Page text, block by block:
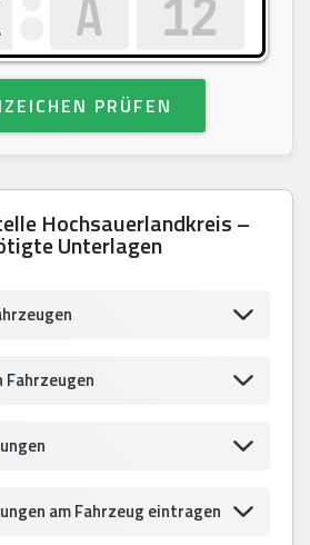
PRÜFEN
Hochsauerlandkreis –
Unterlagen
Fahrzeugen
am Fahrzeug eintragen